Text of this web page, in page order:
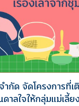
ด จัดโครงการที่เ
าลใจให้กลุ่มแม่เลี้ย